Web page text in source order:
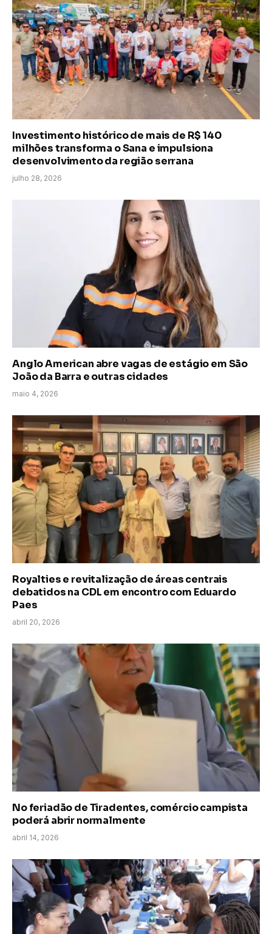
Investimento histórico de mais de R$ 140
milhões transforma o Sana e impulsiona
desenvolvimento da região serrana
julho 28, 2026
Anglo American abre vagas de estágio em São
João da Barra e outras cidades
maio 4, 2026
Royalties e revitalização de áreas centrais
debatidos na CDL em encontro com Eduardo
Paes
abril 20, 2026
No feriadão de Tiradentes, comércio campista
poderá abrir normalmente
abril 14, 2026